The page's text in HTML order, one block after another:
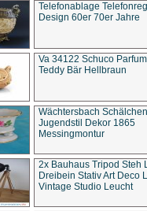
Telefonablage
Design 60er 70er Jahre
Va 34122 Schuco
Teddy Bär Hellbraun
Wächtersbach Schälchen
Jugendstil Dekor 1865
Messingmontur
2x Bauhaus Tripod Steh
Dreibein Stativ Art Deco
Vintage Studio Leucht